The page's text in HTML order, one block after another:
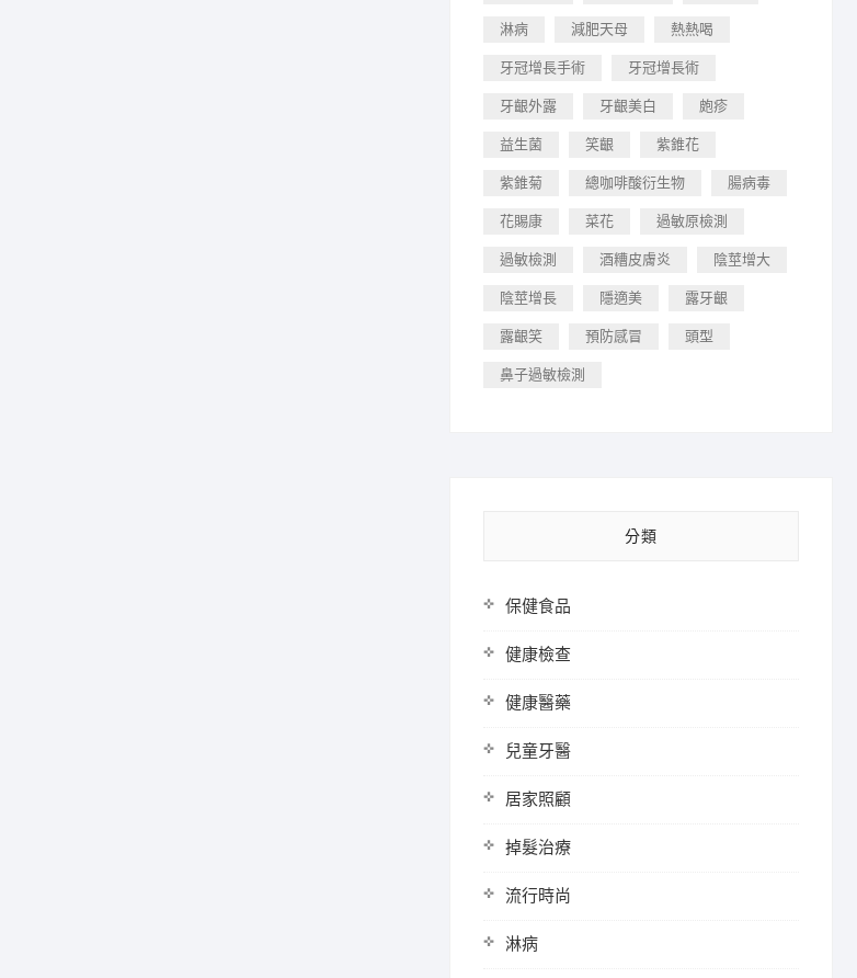
淋病 減肥天母 熱熱喝
牙冠增長手術 牙冠增長術
牙齦外露 牙齦美白 皰疹
益生菌 笑齦 紫錐花
紫錐菊 總咖啡酸衍生物 腸病毒
花賜康 菜花 過敏原檢測
過敏檢測 酒糟皮膚炎 陰莖增大
陰莖增長 隱適美 露牙齦
露齦笑 預防感冒 頭型
鼻子過敏檢測
分類
保健食品
健康檢查
健康醫藥
兒童牙醫
居家照顧
掉髮治療
流行時尚
淋病